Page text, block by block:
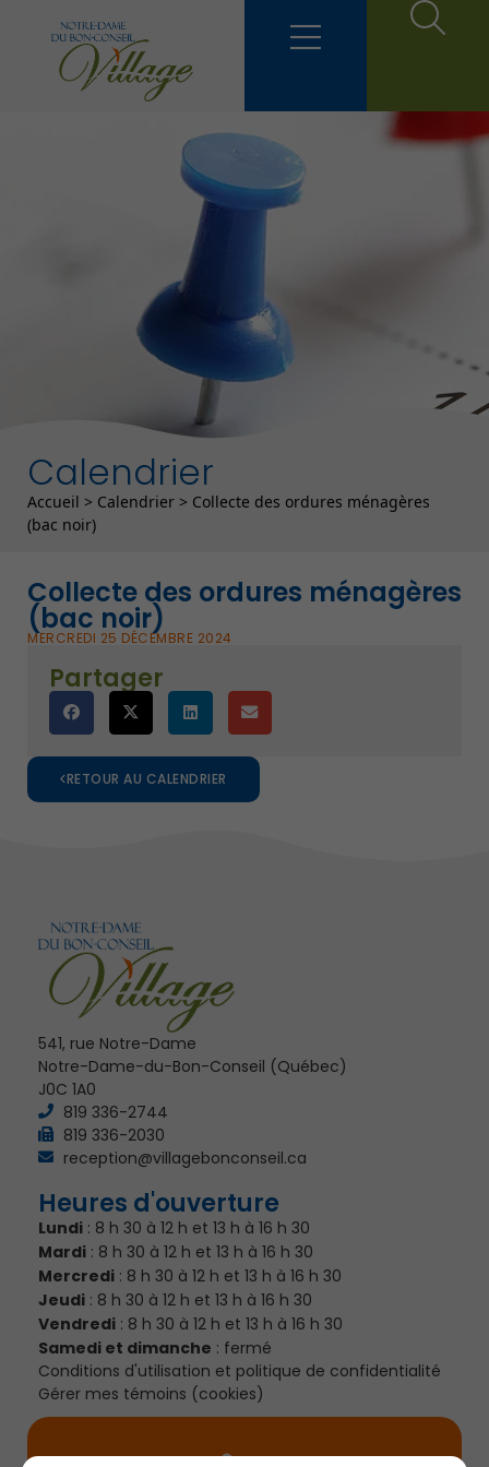
Calendrier
Fil d'Ariane
Accueil > Calendrier > Collecte des ordures ménagères
(bac noir)
Collecte des ordures ménagères
(bac noir)
MERCREDI 25 DÉCEMBRE 2024
Partager
RETOUR AU CALENDRIER
541, rue Notre-Dame
Notre-Dame-du-Bon-Conseil (Québec)
J0C 1A0
819 336-2744
819 336-2030
reception@villagebonconseil.ca
Heures d'ouverture
Lundi : 8 h 30 à 12 h et 13 h à 16 h 30
Mardi : 8 h 30 à 12 h et 13 h à 16 h 30
Mercredi : 8 h 30 à 12 h et 13 h à 16 h 30
Jeudi : 8 h 30 à 12 h et 13 h à 16 h 30
Vendredi : 8 h 30 à 12 h et 13 h à 16 h 30
Samedi et dimanche : fermé
Conditions d'utilisation et politique de confidentialité
Gérer mes témoins (cookies)